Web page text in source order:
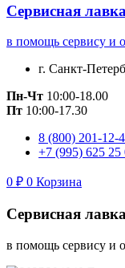
Сервисная лавка
в помощь сервису и
г. Санкт-
Пн-Чт 10:00-18.00
Пт 10:00-17.30
8 (800) 201-12-
+7 (995) 625 25
0 ₽ 0 Корзина
Сервисная лавка
в помощь сервису и